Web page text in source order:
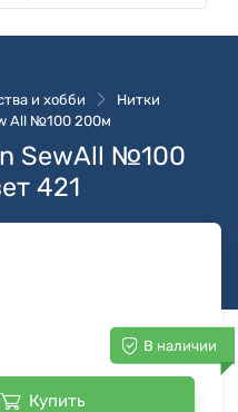
и хобби
Нитки
All №100 200м
SewAll №100
421
В наличии
Купить